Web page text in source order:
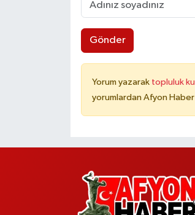
Gönder
Yorum yazarak topluluk
yorumlardan Afyon